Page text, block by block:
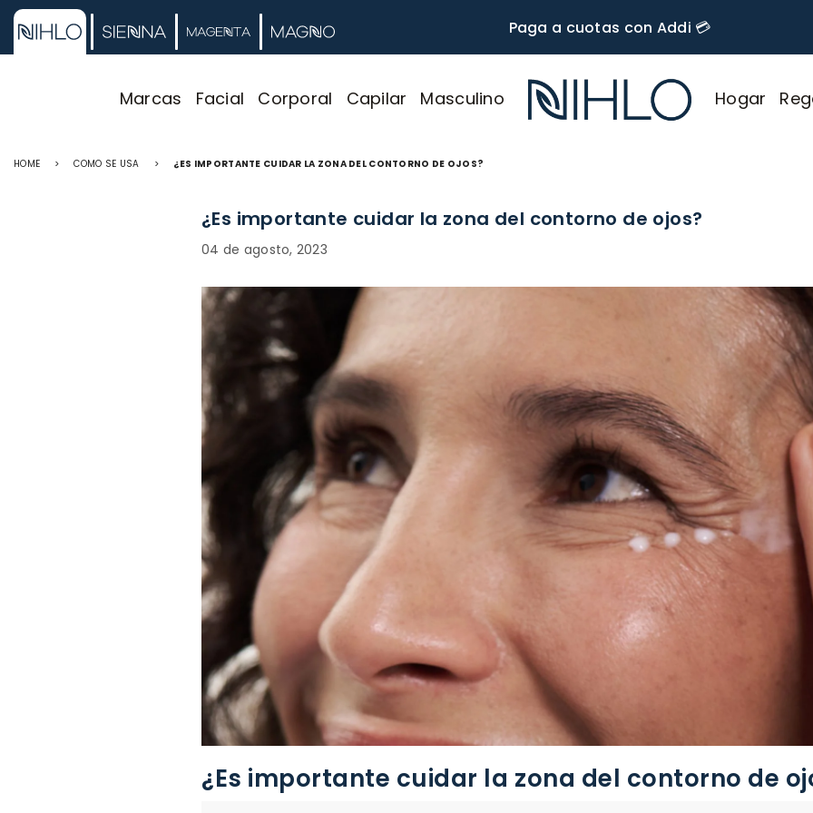
🚚 Envío GRATIS desde $60.000
Marcas Facial Corporal Capilar Masculino Hogar
HOME > COMO SE USA > ¿ES IMPORTANTE CUIDAR LA ZONA DEL CONTORNO DE OJOS?
¿Es importante cuidar la zona del contorno de ojos?
04 de agosto, 2023
¿Es importante cuidar la zona del contorno de